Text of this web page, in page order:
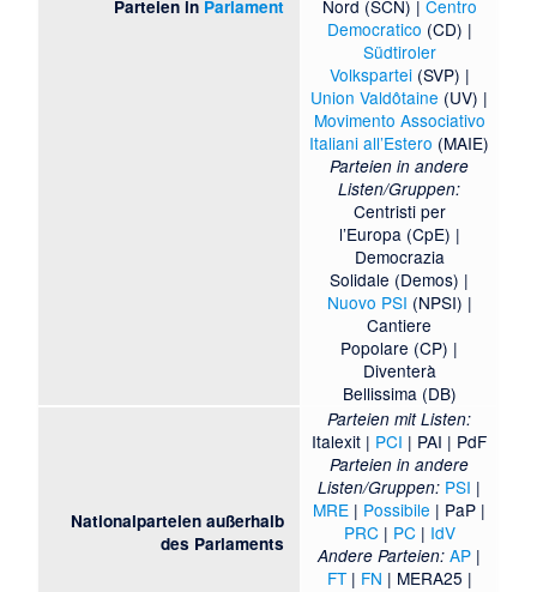
Parteien in Parlament
Nord (SCN) | Centro
Democratico (CD) |
Südtiroler
Volkspartei(SVP) |
Union Valdôtaine (UV) |
Movimento Associativo
Italiani all’Estero (MAIE)
Parteien in andere
Listen/Gruppen:
Centristi per
l’Europa (CpE) |
Democrazia
Solidale (Demos) |
Nuovo PSI (NPSI) |
Cantiere
Popolare (CP) |
Diventerà
Bellissima (DB)
Nationalparteien außerhalb
des Parlaments
Parteien mit Listen:
Italexit | PCI | PAI | PdF
Parteien in andere
Listen/Gruppen: PSI |
MRE | Possibile | PaP |
PRC| PC| IdV
Andere Parteien: AP |
FT| FN | MERA25 |